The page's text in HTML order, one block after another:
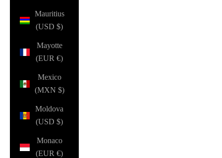
Mauritius
(USD $)
Mayotte
(EUR €)
Mexico
(MXN $)
Moldova
(USD $)
Monaco
(EUR €)